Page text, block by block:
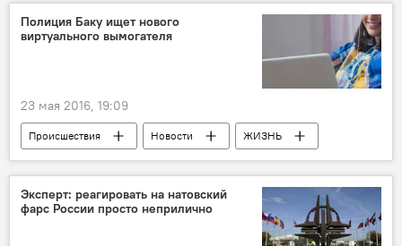
Полиция Баку ищет нового
виртуального вымогателя
23 мая 2016, 19:09
Происшествия Новости
ЖИЗНЬ
Баку
Управление полиции Бинагадинского района
Шантаж
Фотографии
Эксперт: реагировать на натовский
фарс России просто неприлично